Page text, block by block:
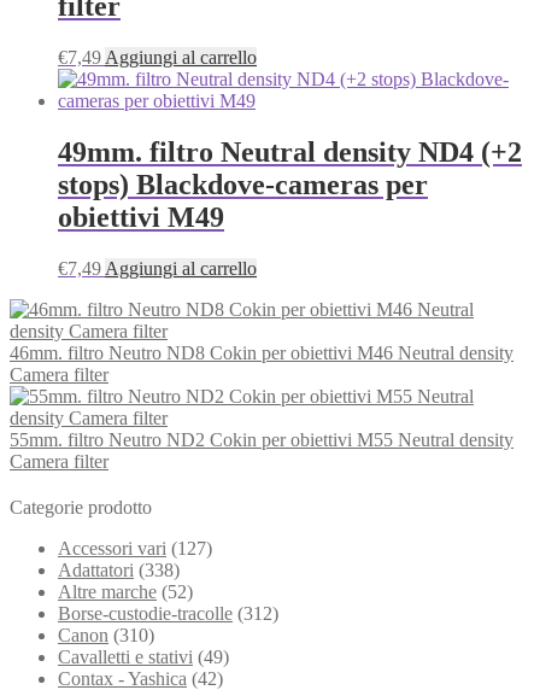
€7,49 Aggiungi al carrello
49mm. filtro Neutral density ND4 (+2
stops) Blackdove-cameras per
obiettivi M49
€7,49 Aggiungi al carrello
46mm. filtro Neutro ND8 Cokin per obiettivi M46 Neutral density
Camera filter
55mm. filtro Neutro ND2 Cokin per obiettivi M55 Neutral density
Camera filter
Categorie prodotto
Accessori vari (127)
Adattatori (338)
Altre marche (52)
Borse-custodie-tracolle (312)
Canon (310)
Cavalletti e stativi (49)
Contax - Yashica (42)